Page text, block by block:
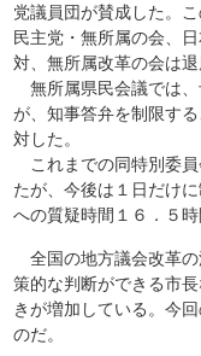
党議員団が賛成した。
民主党・無所属の会、
対、無所属改革の会は退
無所属県民会議では、
が、知事答弁を制限す
対した。
これまでの同特別委員
たが、今後は１日だけ
への質疑時間１６．５
全国の地方議会改革の
策的な判断ができる市
きが増加している。今
のだ。